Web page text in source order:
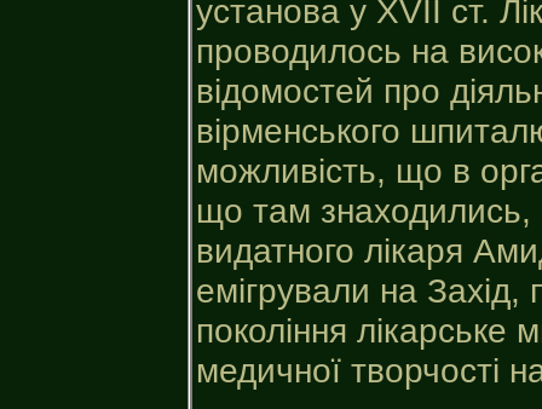
установа у XVII ст.
проводилось на
відомостей про
вірменського
можливість, що в
що там знаходились,
видатного лікаря
емігрували на Захід,
покоління лікарське
медичної творчості